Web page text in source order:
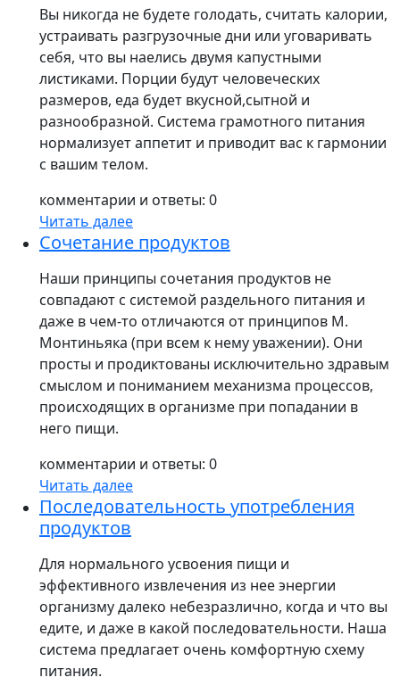
Вы никогда не будете голодать, считать калории,
устраивать разгрузочные дни или уговаривать
себя, что вы наелись двумя капустными
листиками. Порции будут человеческих
размеров, еда будет вкусной,сытной и
разнообразной. Система грамотного питания
нормализует аппетит и приводит вас к гармонии
с вашим телом.
комментарии и ответы: 0
Читать далее
Сочетание продуктов
Наши принципы сочетания продуктов не
совпадают с системой раздельного питания и
даже в чем-то отличаются от принципов М.
Монтиньяка (при всем к нему уважении). Они
просты и продиктованы исключительно здравым
смыслом и пониманием механизма процессов,
происходящих в организме при попадании в
него пищи.
комментарии и ответы: 0
Читать далее
Последовательность употребления
продуктов
Для нормального усвоения пищи и
эффективного извлечения из нее энергии
организму далеко небезразлично, когда и что вы
едите, и даже в какой последовательности. Наша
система предлагает очень комфортную схему
питания.